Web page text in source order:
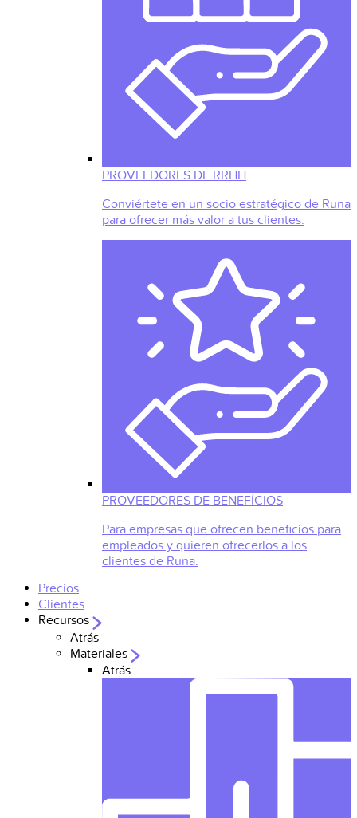
PROVEEDORES DE RRHH
Conviértete en un socio estratégico de Runa
para ofrecer más valor a tus clientes.
PROVEEDORES DE BENEFÍCIOS
Para empresas que ofrecen beneficios para
empleados y quieren ofrecerlos a los
clientes de Runa.
Precios
Clientes
Recursos
Atrás
Materiales
Atrás